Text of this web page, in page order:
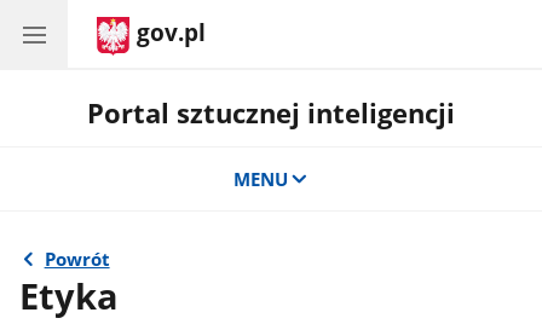
gov.pl
Portal sztucznej inteligencji
MENU
Powrót
Etyka